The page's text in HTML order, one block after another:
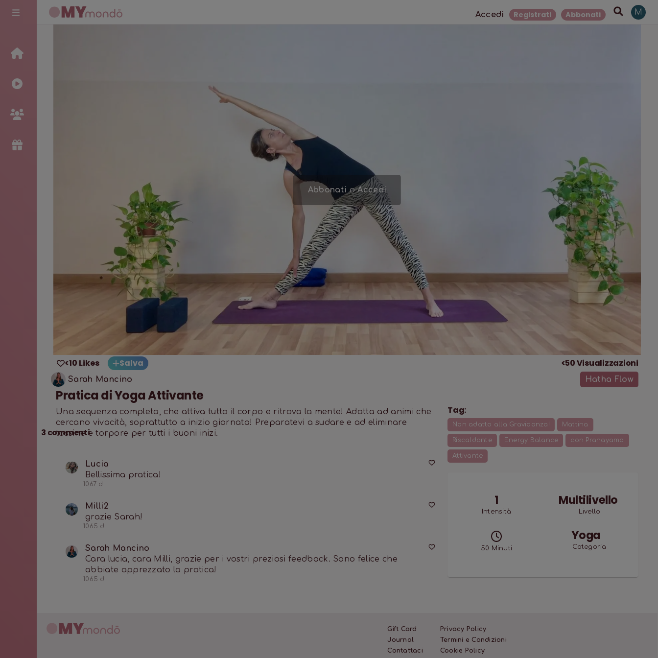
Accedi Registrati Abbonati M
Abbonati oAccedi
<10 Likes Salva <50Visualizzazioni
Sarah Mancino Hatha Flow
Pratica di Yoga Attivante
Una sequenza completa, che attiva tutto il corpo e ritrova la mente! Adatta ad animi che
cercano vivacità, soprattutto a inizio giornata! Preparatevi a sudare e ad eliminare
tossine e torpore per tutti i buoni inizi.
3 commenti
Lucia
Bellissima pratica!
1067 d
Milli2
grazie Sarah!
1065 d
Sarah Mancino
Cara lucia, cara Milli, grazie per i vostri preziosi feedback. Sono felice che
abbiate apprezzato la pratica!
1065 d
Tag:
Non adatto alla Gravidanza! Mattina
Riscaldante Energy Balance con Pranayama
Attivante
1
Intensità
Multilivello
Livello
50 Minuti
Yoga
Categoria
Gift Card
Journal
Contattaci
Privacy Policy
Termini e Condizioni
Cookie Policy